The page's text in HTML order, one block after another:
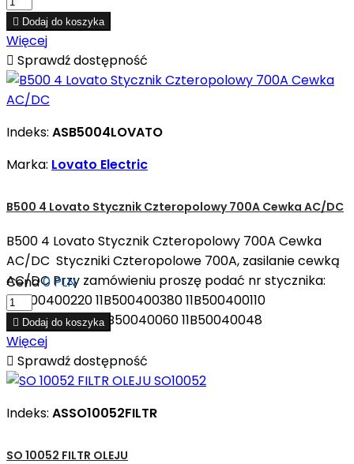
 Dodaj do koszyka
Więcej
 Sprawdź dostępność
Indeks: ASB5004LOVATO
Marka: Lovato Electric
B500 4 Lovato Stycznik Czteropolowy 700A Cewka AC/DC
B500 4 Lovato Stycznik Czteropolowy 700A Cewka
AC/DC Styczniki Czteropolowe 700A, zasilanie cewką
AC/DC Przy zamówieniu proszę podać nr stycznika:
11B500400220 11B500400380 11B500400110
11B500400440 11B50040060 11B50040048
Cena0 PLN
 Dodaj do koszyka
Więcej
 Sprawdź dostępność
Indeks: ASSO10052FILTR
SO 10052 FILTR OLEJU